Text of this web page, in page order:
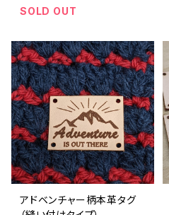
SOLD OUT
アドベンチャー柄本革タグ